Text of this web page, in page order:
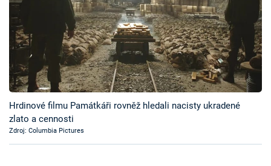
TV Program
Časopis
Sledujte prima+
Přihlášení
Hrdinové filmu Památkáři rovněž hledali nacisty ukradené
zlato a cennosti
Zdroj: Columbia Pictures